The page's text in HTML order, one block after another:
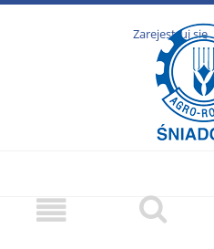
Zarejestruj się